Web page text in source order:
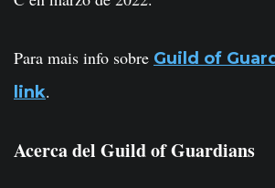
Para mais info sobre Guild of
link.
Acerca del Guild of Guardians